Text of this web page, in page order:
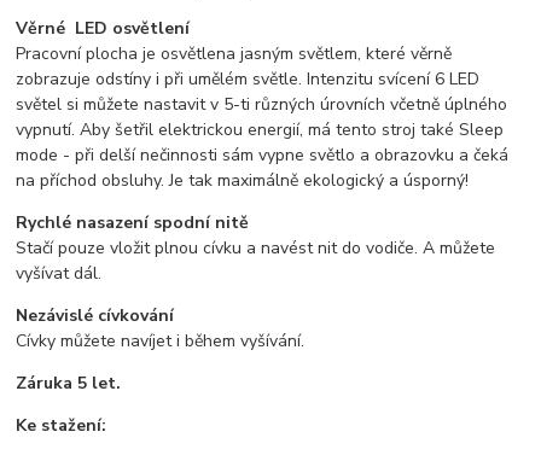
Věrné LED osvětlení
Pracovní plocha je osvětlena jasným světlem, které věrně
zobrazuje odstíny i při umělém světle. Intenzitu svícení 6 LED
světel si můžete nastavit v 5-ti různých úrovních včetně úplného
vypnutí. Aby šetřil elektrickou energií, má tento stroj také Sleep
mode - při delší nečinnosti sám vypne světlo a obrazovku a čeká
na příchod obsluhy. Je tak maximálně ekologický a úsporný!
Rychlé nasazení spodní nitě
Stačí pouze vložit plnou cívku a navést nit do vodiče. A můžete
vyšívat dál.
Nezávislé cívkování
Cívky můžete navíjet i během vyšívání.
Záruka 5 let.
Ke stažení: